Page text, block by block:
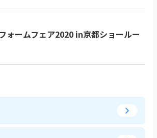
ォームフェア2020 in京都ショールー